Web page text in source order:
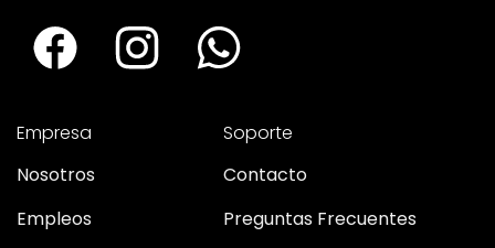
Empresa
Nosotros
Empleos
Soporte
Contacto
Preguntas Frecuentes